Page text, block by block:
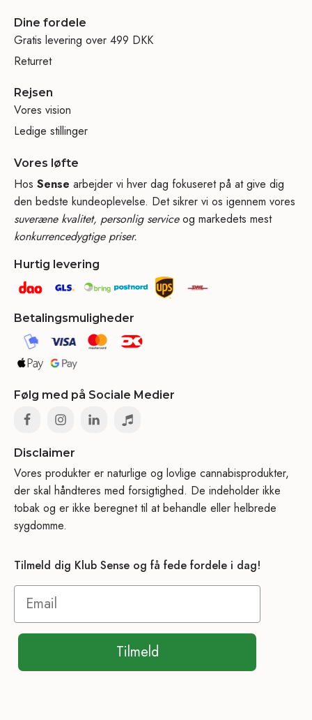
Dine fordele
Gratis levering over 499 DKK
Returret
Rejsen
Vores vision
Ledige stillinger
Vores løfte
Hos Sense arbejder vi hver dag fokuseret på at give dig
den bedste kundeoplevelse. Det sikrer vi os igennem vores
suveræne kvalitet, personlig serviceog markedets mest
konkurrencedygtige priser.
Hurtig levering
Betalingsmuligheder
Følg med på Sociale Medier
Disclaimer
Vores produkter er naturlige og lovlige cannabisprodukter,
der skal håndteres med forsigtighed. De indeholder ikke
tobak og er ikke beregnet til at behandle eller helbrede
sygdomme.
Tilmeld dig Klub Sense og få fede fordele i dag!
Tilmeld